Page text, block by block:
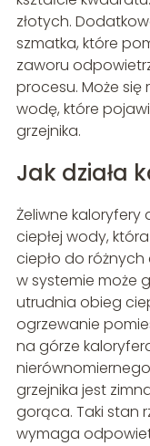
złotych.
szmatka, które
zaworu
procesu. Może
wodę, które
grzejnika.
Jak działa
Żeliwne kaloryfery
ciepłej wody,
ciepło do
w systemie może
utrudnia obieg
ogrzewanie
na górze
grzejnika jest
gorąca. Taki stan
wymaga